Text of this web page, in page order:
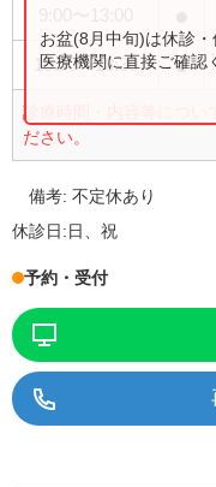
15:00〜18:30 ●
診療時間・内容等につい
ださい。
お盆(8月中旬)は休診
医療機関に直接ご確認
備考:不定休あり
休診日:日、祝
予約・受付